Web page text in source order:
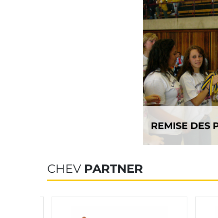
REMISE DES
CHEV PARTNER